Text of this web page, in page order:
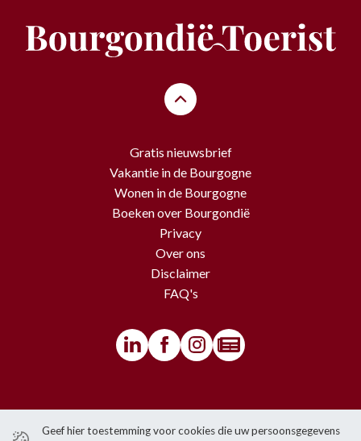
Geef hier toestemming voor cookies die uw persoonsgegevens
Gratis nieuwsbrief
Vakantie in de Bourgogne
Wonen in de Bourgogne
Boeken over Bourgondië
Privacy
Over ons
Disclaimer
FAQ's
gelden copyrights.